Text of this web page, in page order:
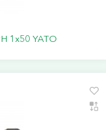
1х50 YATO